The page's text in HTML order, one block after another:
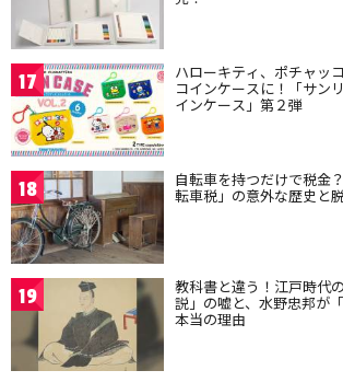
17 ハローキティ、ポチャッ
コインケースに！「サン
インケース」第２弾
18 自転車を持つだけで税金
転車税」の意外な歴史と
19 教科書と違う！江戸時代
説」の嘘と、水野忠邦が
本当の理由